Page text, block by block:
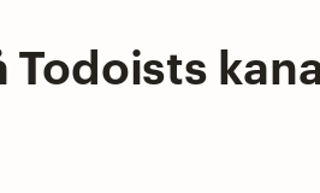
Todoists